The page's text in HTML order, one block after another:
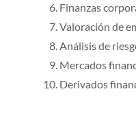
Finanzas
Valoración de
Análisis de
Mercados
Derivados